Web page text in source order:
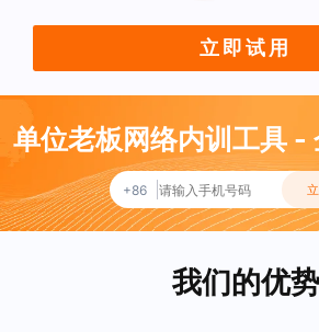
立即试用
单位老板网络内训工具 -
+86
我们的优势